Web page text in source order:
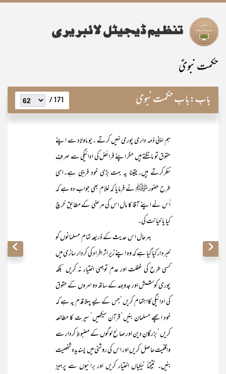
حکمت نبویؑ
باب:باب حکمت نبوی 171 /
ہم اپنی ذمہ داری پوری نہیں کرتے ۔یوںاولاد سے اپنے
حقوق تو مانگتے ہیں مگر اپنے فرائض کی ادائیگی سے صرفِ
نظرکرتے ہیں۔یقینا یہ بہت بڑی خود فریبی ہے۔اسی
طرح حضور ﷺ نے فرمایا کہ غلام بھی جواب دہ ہے کہ
اُس نے اپنے آقا کا مال اس کی مرضی کے مطابق خرچ
کیا یا خیانت کی۔
بہرحال اس حدیث کے ذریعہ تمام مسلمانوں کو
خبردار کیا گیا ہے کہ وہ اپنے زیرِ اثر افراد کی کردار سازی میں
کسی طرح کی غفلت اور عدم توجہی اختیار نہ کریں ‘بلکہ
پوری کوشش اور جدوجہد کے ساتھ دوسروں کے حقوق
کی ادائیگی کااہتمام کریں ‘جس کے لیے پہلا قدم یہ ہے کہ
خود اچھے مسلمان بنیں‘ قرآن سیکھیں‘ سیرت کا مطالعہ
کریں ‘ بزرگانِ دین اور صالح لوگوں کے مضبوط کردار سے
واقفیت حاصل کریں اور اس کی روشنی میں پسندیدہ شخصیت
بنیں۔ نتیجتاً نیکیاں اختیار کریں اور برائیوں سے پرہیز